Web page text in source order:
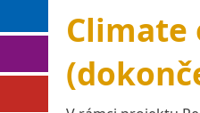
Climate